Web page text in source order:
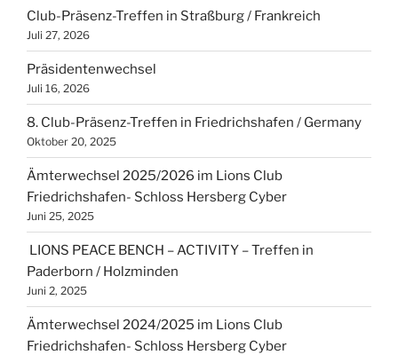
Club-Präsenz-Treffen in Straßburg / Frankreich
Juli 27, 2026
Präsidentenwechsel
Juli 16, 2026
8. Club-Präsenz-Treffen in Friedrichshafen / Germany
Oktober 20, 2025
Ämterwechsel 2025/2026 im Lions Club
Friedrichshafen- Schloss Hersberg Cyber
Juni 25, 2025
LIONS PEACE BENCH – ACTIVITY – Treffen in
Paderborn / Holzminden
Juni 2, 2025
Ämterwechsel 2024/2025 im Lions Club
Friedrichshafen- Schloss Hersberg Cyber